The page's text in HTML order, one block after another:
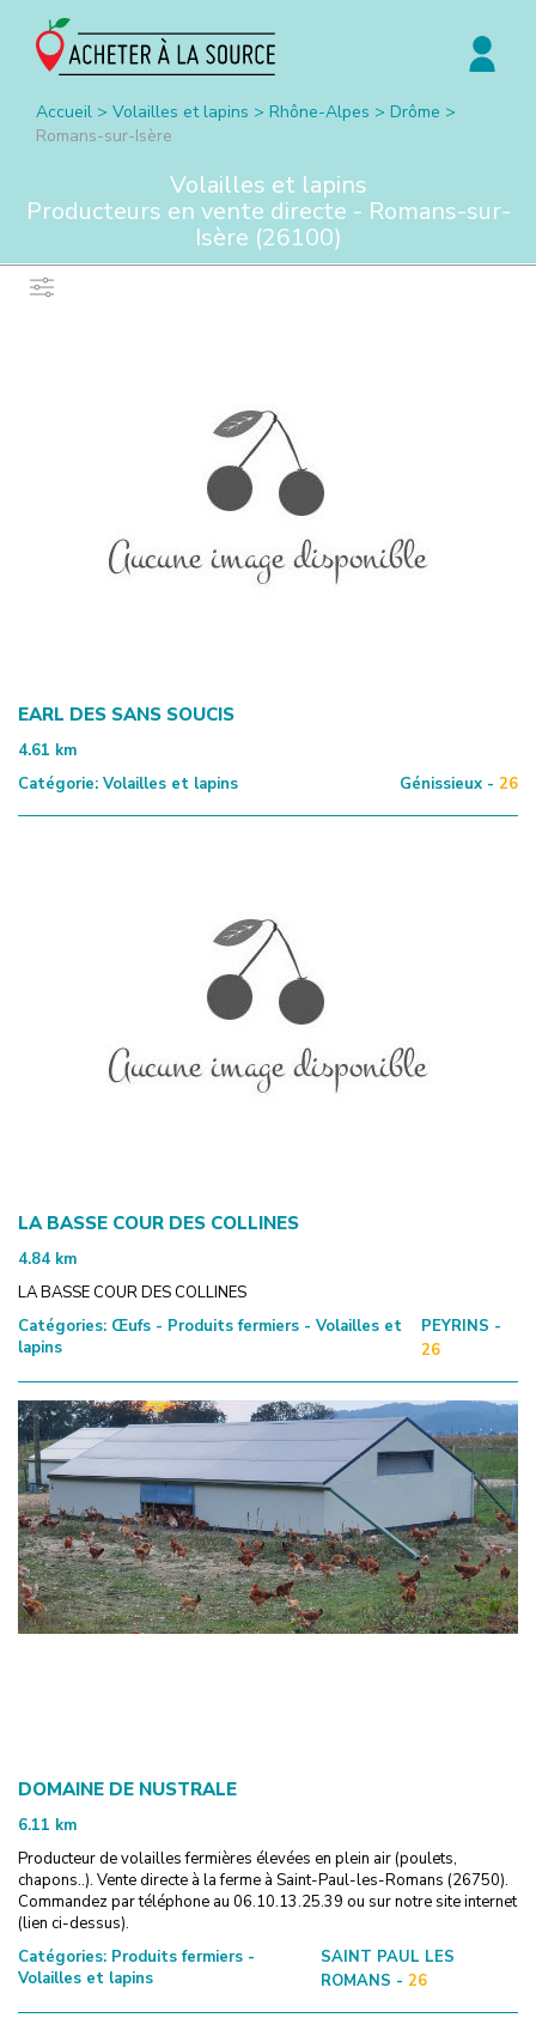
Accueil > Volailles et lapins > Rhône-Alpes > Drôme >
Romans-sur-Isère
Volailles et lapins
Producteurs en vente directe - Romans-sur-
Isère (26100)
EARL DES SANS SOUCIS
4.61 km
Catégorie: Volailles et lapins Génissieux - 26
LA BASSE COUR DES COLLINES
4.84 km
LA BASSE COUR DES COLLINES
Catégories: Œufs - Produits fermiers - Volailles et
lapins
PEYRINS -
26
DOMAINE DE NUSTRALE
6.11 km
Producteur de volailles fermières élevées en plein air (poulets,
chapons..). Vente directe à la ferme à Saint-Paul-les-Romans (26750).
Commandez par téléphone au 06.10.13.25.39 ou sur notre site internet
(lien ci-dessus).
Catégories: Produits fermiers -
Volailles et lapins
SAINT PAUL LES
ROMANS - 26